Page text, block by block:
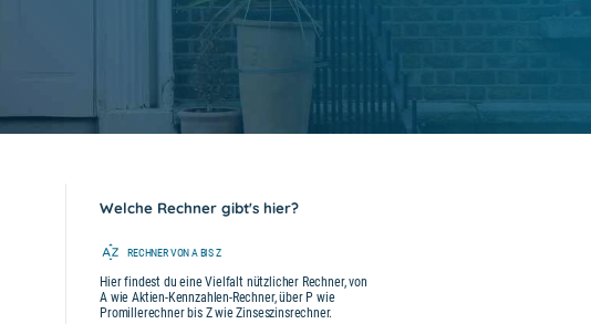
Welche Rechner gibt's hier?
RECHNER VON A BIS Z
Hier findest du eine Vielfalt nützlicher Rechner, von
A wie Aktien-Kennzahlen-Rechner, über P wie
Promillerechner bis Z wie Zinseszinsrechner.